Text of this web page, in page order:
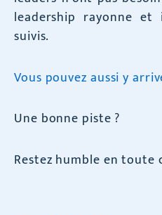
leadership rayonne
suivis.
Vous pouvez aussi y
Une bonne piste ?
Restez humble en toute